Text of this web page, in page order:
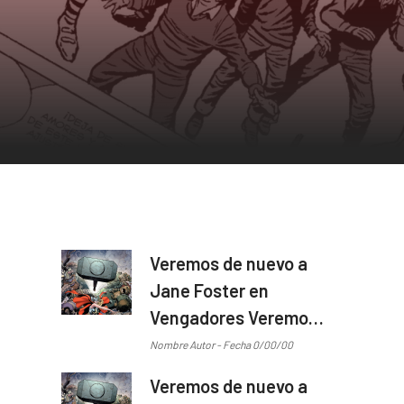
Veremos de nuevo a
Jane Foster en
Vengadores Veremos
de nuevo a Jane
...
Nombre Autor - Fecha 0/00/00
Veremos de nuevo a